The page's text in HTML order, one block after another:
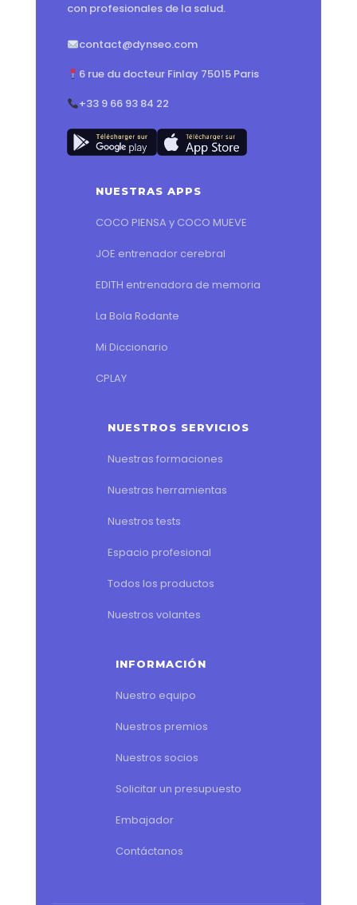
con profesionales de la salud.
contact@dynseo.com
6 rue du docteur Finlay 75015 Paris
+33 9 66 93 84 22
NUESTRAS APPS
COCO PIENSA y COCO MUEVE
JOE entrenador cerebral
EDITH entrenadora de memoria
La Bola Rodante
Mi Diccionario
CPLAY
NUESTROS SERVICIOS
Nuestras formaciones
Nuestras herramientas
Nuestros tests
Espacio profesional
Todos los productos
Nuestros volantes
INFORMACIÓN
Nuestro equipo
Nuestros premios
Nuestros socios
Solicitar un presupuesto
Embajador
Contáctanos